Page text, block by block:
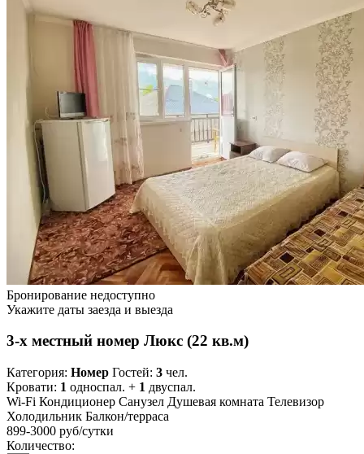
Бронирование недоступно
Укажите даты заезда и выезда
3-х местный номер Люкс (22 кв.м)
Категория: Номер Гостей: 3 чел.
Кровати: 1 односпал. + 1 двуспал.
Wi-Fi Кондиционер Санузел Душевая комната Телевизор
Холодильник Балкон/терраса
899-3000 руб/сутки
Количество: